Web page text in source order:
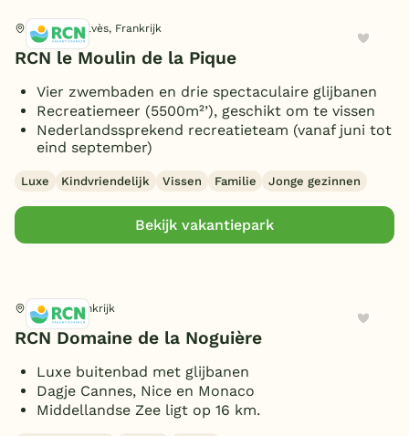
Pays-de-Belvès, Frankrijk
RCN le Moulin de la Pique
Vier zwembaden en drie spectaculaire glijbanen
Recreatiemeer (5500m²’), geschikt om te vissen
Nederlandssprekend recreatieteam (vanaf juni tot
eind september)
Luxe Kindvriendelijk Vissen Familie Jonge gezinnen
Bekijk vakantiepark
Le Muy, Frankrijk
RCN Domaine de la Noguière
Luxe buitenbad met glijbanen
Dagje Cannes, Nice en Monaco
Middellandse Zee ligt op 16 km.